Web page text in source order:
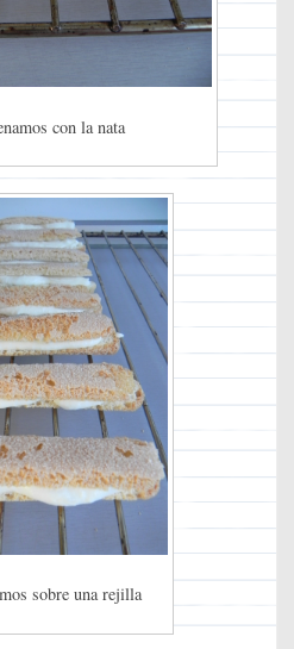
con la nata
sobre una rejilla